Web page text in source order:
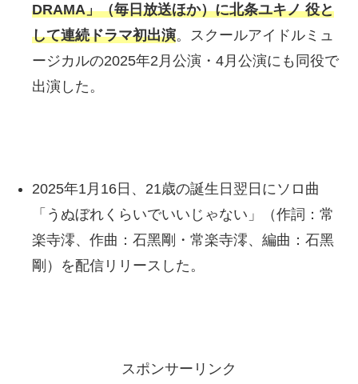
DRAMA」（毎日放送ほか）に北条ユキノ 役と
して連続ドラマ初出演。スクールアイドルミュ
ージカルの2025年2月公演・4月公演にも同役で
出演した。
2025年1月16日、21歳の誕生日翌日にソロ曲
「うぬぼれくらいでいいじゃない」（作詞：常
楽寺澪、作曲：石黑剛・常楽寺澪、編曲：石黑
剛）を配信リリースした。
スポンサーリンク